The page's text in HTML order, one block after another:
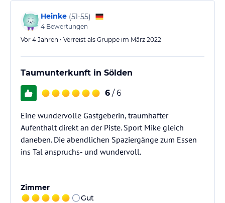
Heinke (51-55)
4 Bewertungen
Vor 4 Jahren • Verreist als Gruppe im März 2022
Taumunterkunft in Sölden
6 / 6
Eine wundervolle Gastgeberin, traumhafter
Aufenthalt direkt an der Piste. Sport Mike gleich
daneben. Die abendlichen Spaziergänge zum Essen
ins Tal anspruchs- und wundervoll.
Zimmer
Gut